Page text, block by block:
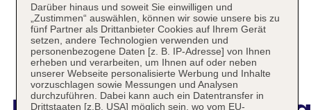
Darüber hinaus und soweit Sie einwilligen und
„Zustimmen“ auswählen, können wir sowie unsere bis zu
fünf Partner als Drittanbieter Cookies auf Ihrem Gerät
setzen, andere Technologien verwenden und
personenbezogene Daten [z. B. IP-Adresse] von Ihnen
erheben und verarbeiten, um Ihnen auf oder neben
unserer Webseite personalisierte Werbung und Inhalte
vorzuschlagen sowie Messungen und Analysen
durchzuführen. Dabei kann auch ein Datentransfer in
Drittstaaten [z.B. USA] möglich sein, wo vom EU-